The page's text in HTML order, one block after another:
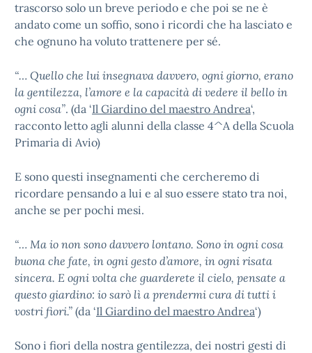
trascorso solo un breve periodo e che poi se ne è
andato come un soffio, sono i ricordi che ha lasciato e
che ognuno ha voluto trattenere per sé.
“… Quello che lui insegnava davvero, ogni giorno, erano
la gentilezza, l’amore e la capacità di vedere il bello in
ogni cosa”. (da ‘Il Giardino del maestro Andrea‘,
racconto letto agli alunni della classe 4^A della Scuola
Primaria di Avio)
E sono questi insegnamenti che cercheremo di
ricordare pensando a lui e al suo essere stato tra noi,
anche se per pochi mesi.
“… Ma io non sono davvero lontano. Sono in ogni cosa
buona che fate, in ogni gesto d’amore, in ogni risata
sincera. E ogni volta che guarderete il cielo, pensate a
questo giardino: io sarò lì a prendermi cura di tutti i
vostri fiori.” (da ‘Il Giardino del maestro Andrea‘)
Sono i fiori della nostra gentilezza, dei nostri gesti di